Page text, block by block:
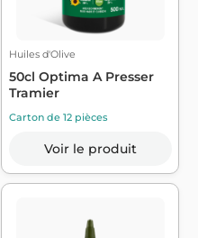
Huiles d'Olive
50cl Optima A Presser
Tramier
Carton de 12 pièces
Voir le produit